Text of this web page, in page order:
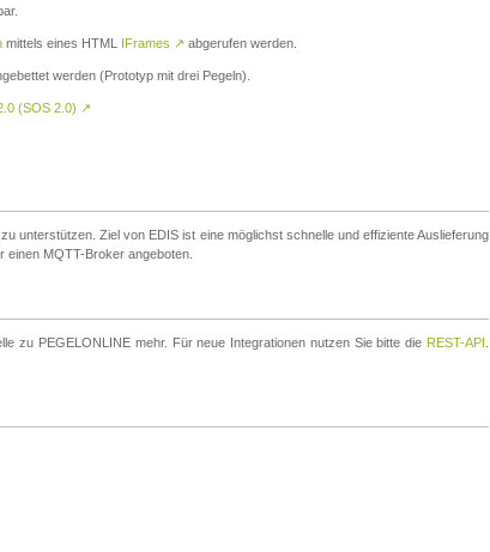
mittels eines HTML IFrames ↗ abgerufen werden.
werden (Prototyp mit drei Pegeln).
(SOS 2.0) ↗
unterstützen. Ziel von EDIS ist eine möglichst schnelle und effiziente Auslieferung
MQTT-Broker angeboten.
zu PEGELONLINE mehr. Für neue Integrationen nutzen Sie bitte die REST-API